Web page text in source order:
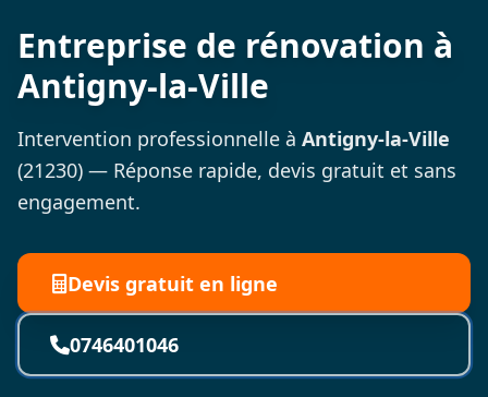
Entreprise de rénovation à
Antigny-la-Ville
Intervention professionnelle à Antigny-la-Ville
(21230) — Réponse rapide, devis gratuit et sans
engagement.
Devis gratuit en ligne
0746401046